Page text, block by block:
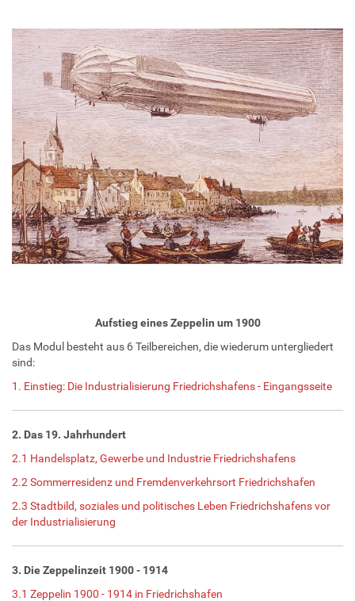
Aufstieg eines Zeppelin um 1900
Das Modul besteht aus 6 Teilbereichen, die wiederum untergliedert
sind:
1. Einstieg: Die Industrialisierung Friedrichshafens - Eingangsseite
2. Das 19. Jahrhundert
2.1 Handelsplatz, Gewerbe und Industrie Friedrichshafens
2.2 Sommerresidenz und Fremdenverkehrsort Friedrichshafen
2.3 Stadtbild, soziales und politisches Leben Friedrichshafens vor
der Industrialisierung
3. Die Zeppelinzeit 1900 - 1914
3.1 Zeppelin 1900 - 1914 in Friedrichshafen